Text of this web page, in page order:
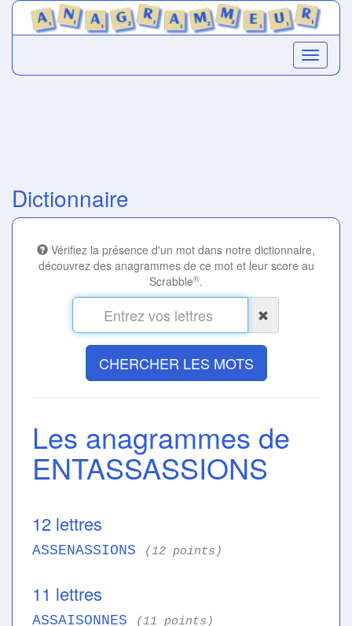
Dictionnaire
Vérifiez la présence d'un mot dans notre dictionnaire,
découvrez des anagrammes de ce mot et leur score au
Scrabble®.
CHERCHER LES MOTS
Les anagrammes de
ENTASSASSIONS
12 lettres
ASSENASSIONS (12 points)
11 lettres
ASSAISONNES (11 points)